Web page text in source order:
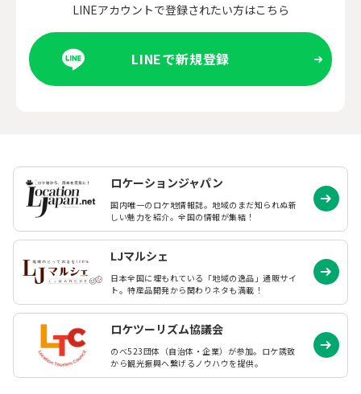
LINEアカウントで登録されたい方はこちら
LINEで新規登録
ロケーションジャパン
国内唯一のロケ地情報誌。地域のまだ知られぬ新
しい魅力を紹介。全国の情報が集結！
LJマルシェ
日本全国に埋もれている「地域の逸品」通販サイ
ト。特産品開発から関わりネタも満載！
ロケツーリズム協議会
のべ523団体（自治体・企業）が参加。ロケ誘致
から観光振興へ繋げるノウハウを提供。